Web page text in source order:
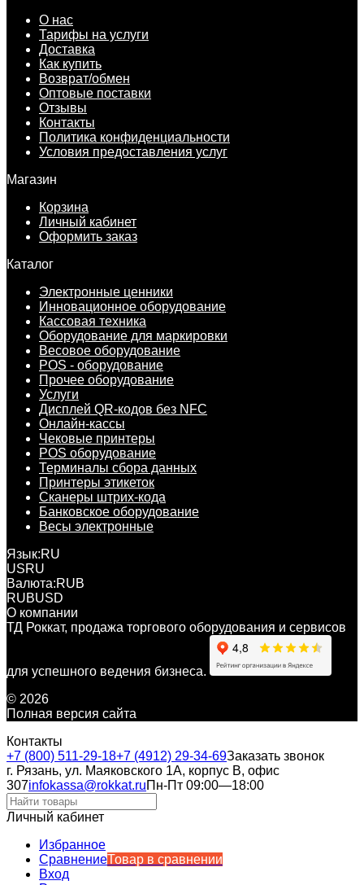
О нас
Тарифы на услуги
Доставка
Как купить
Возврат/обмен
Оптовые поставки
Отзывы
Контакты
Политика конфиденциальности
Условия предоставления услуг
Магазин
Корзина
Личный кабинет
Оформить заказ
Каталог
Электронные ценники
Инновационное оборудование
Кассовая техника
Оборудование для маркировки
Весовое оборудование
POS - оборудование
Прочее оборудование
Услуги
Дисплей QR-кодов без NFC
Онлайн-кассы
Чековые принтеры
POS оборудование
Терминалы сбора данных
Принтеры этикеток
Сканеры штрих-кода
Банковское оборудование
Весы электронные
Язык:RU
USRU
Валюта:RUB
RUBUSD
О компании
ТД Роккат, продажа торгового оборудования и сервисов
для успешного ведения бизнеса.
© 2026
Полная версия сайта
Контакты
+7 (800) 511-29-18+7 (4912) 29-34-69Заказать звонок
г. Рязань, ул. Маяковского 1А, корпус B, офис
307infokassa@rokkat.ruПн-Пт 09:00—18:00
Личный кабинет
Избранное
СравнениеТовар в сравнении
Вход